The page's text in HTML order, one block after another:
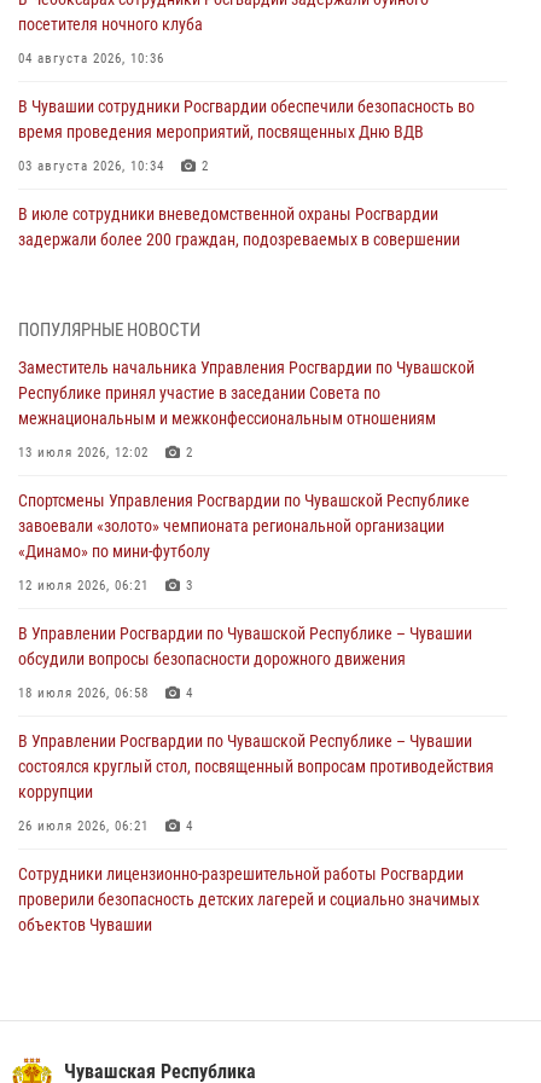
посетителя ночного клуба
04 августа 2026, 10:36
В Чувашии сотрудники Росгвардии обеспечили безопасность во
время проведения мероприятий, посвященных Дню ВДВ
03 августа 2026, 10:34 2
В июле сотрудники вневедомственной охраны Росгвардии
задержали более 200 граждан, подозреваемых в совершении
мировой войне 1914-1918 годов
01 августа 2026, 07:19
В Ядрине сотрудники Росгвардии задержали подозреваемого в
01 августа 2026, 06:12
1 августа – День дежурной службы войск национальной гвардии
Российской Федерации
Директор Росгвардии Герой России генерал армии Виктор Золотов
поздравил специалистов подразделений тыла с профессиональным
01 августа 2026, 00:01
ПОПУЛЯРНЫЕ НОВОСТИ
Заместитель начальника Управления Росгвардии по Чувашской
Республике принял участие в заседании Совета по
межнациональным и межконфессиональным отношениям
13 июля 2026, 12:02 2
Спортсмены Управления Росгвардии по Чувашской Республике
завоевали «золото» чемпионата региональной организации
«Динамо» по мини-футболу
12 июля 2026, 06:21 3
В Управлении Росгвардии по Чувашской Республике – Чувашии
обсудили вопросы безопасности дорожного движения
18 июля 2026, 06:58 4
В Управлении Росгвардии по Чувашской Республике – Чувашии
состоялся круглый стол, посвященный вопросам противодействия
коррупции
26 июля 2026, 06:21 4
Сотрудники лицензионно-разрешительной работы Росгвардии
проверили безопасность детских лагерей и социально значимых
объектов Чувашии
14 июля 2026, 13:09 3
Чувашская Республика